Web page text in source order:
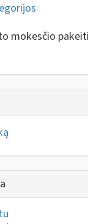
mokesčio